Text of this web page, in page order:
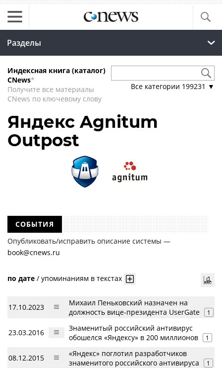
Разделы
Индексная книга (каталог)
CNews*
Получите все материалы
CNews по ключевому слову
Все категории 199231 ▼
Яндекс Agnitum
Outpost
СОБЫТИЯ
Опубликовать/исправить описание системы —
book@cnews.ru
по дате / упоминаниям в текстах
17.10.2023
Михаил Пеньковский назначен на
должность вице-президента UserGate
1
23.03.2016
Знаменитый российский антивирус
обошелся «Яндексу» в 200 миллионов
1
08.12.2015
«Яндекс» поглотил разработчиков
знаменитого российского антивируса
1